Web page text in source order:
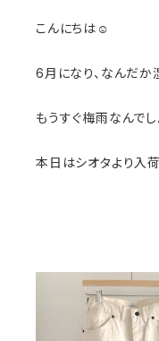
こんにちは☺️
6月になり、なんだか
もうすぐ梅雨なんで
本日はシオタより入